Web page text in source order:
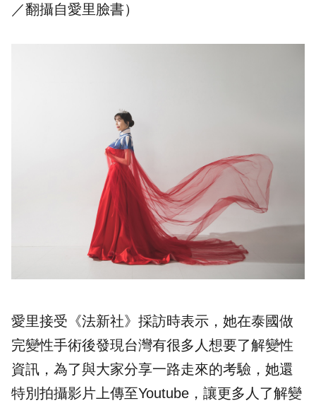
／翻攝自愛里臉書）
愛里接受《法新社》採訪時表示，她在泰國做
完變性手術後發現台灣有很多人想要了解變性
資訊，為了與大家分享一路走來的考驗，她還
特別拍攝影片上傳至Youtube，讓更多人了解變